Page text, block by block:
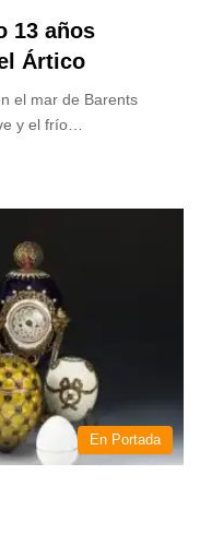
13 años
Ártico
el mar de Barents
y el frío…
En Portada